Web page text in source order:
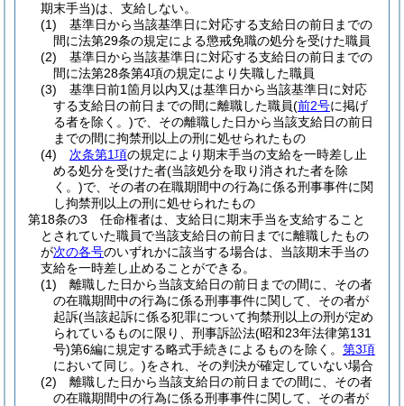
期末手当)は、支給しない。
(1)
基準日から当該基準日に対応する支給日の前日までの
間に法第29条の規定による懲戒免職の処分を受けた職員
(2)
基準日から当該基準日に対応する支給日の前日までの
間に法第28条第4項の規定により失職した職員
(3)
基準日前1箇月以内又は基準日から当該基準日に対応
する支給日の前日までの間に離職した職員(前2号に掲げ
る者を除く。)で、その離職した日から当該支給日の前日
までの間に拘禁刑以上の刑に処せられたもの
(4)
次条第1項の規定により期末手当の支給を一時差し止
める処分を受けた者(当該処分を取り消された者を除
く。)で、その者の在職期間中の行為に係る刑事事件に関
し拘禁刑以上の刑に処せられたもの
第18条の3
任命権者は、支給日に期末手当を支給すること
とされていた職員で当該支給日の前日までに離職したもの
が次の各号のいずれかに該当する場合は、当該期末手当の
支給を一時差し止めることができる。
(1)
離職した日から当該支給日の前日までの間に、その者
の在職期間中の行為に係る刑事事件に関して、その者が
起訴(当該起訴に係る犯罪について拘禁刑以上の刑が定め
られているものに限り、刑事訴訟法(昭和23年法律第131
号)第6編に規定する略式手続きによるものを除く。 第3項
において同じ。)をされ、その判決が確定していない場合
(2)
離職した日から当該支給日の前日までの間に、その者
の在職期間中の行為に係る刑事事件に関して、その者が